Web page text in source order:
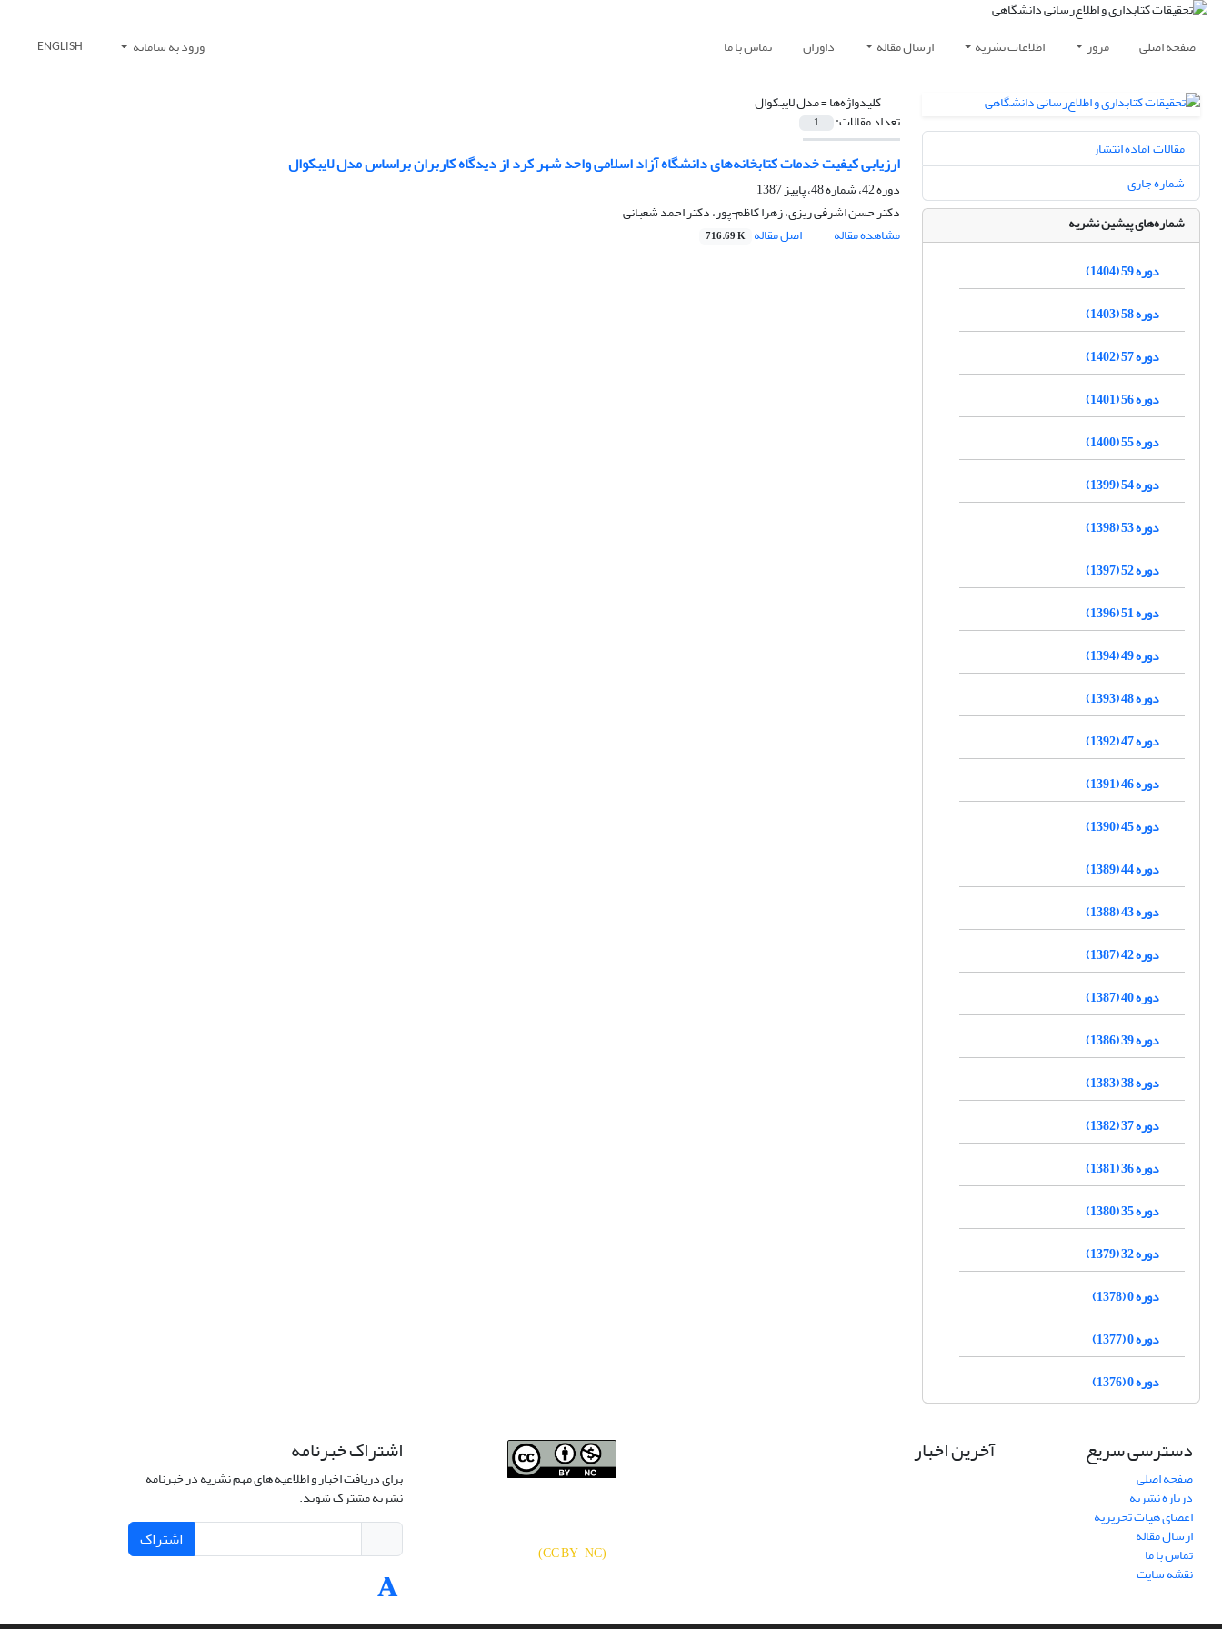
صفحه اصلی مرور اطلاعات نشریه ارسال مقاله داوران تماس با ما ورود به سامانه ENGLISH
کلیدواژه‌ها =مدل لایبکوال
تعداد مقالات: 1
ارزیابی کیفیت خدمات کتابخانه‌های دانشگاه آزاد اسلامی واحد شهر کرد از دیدگاه کاربران براساس مدل لایبکوال
دوره 42، شماره 48، پاییز 1387
دکتر حسن اشرفی ریزی، زهرا کاظم¬پور، دکتر احمد شعبانی
مشاهده مقاله
اصل مقاله 716.69 K
مقالات آماده انتشار
شماره جاری
شماره‌های پیشین نشریه
دوره 59 (1404)
دوره 58 (1403)
دوره 57 (1402)
دوره 56 (1401)
دوره 55 (1400)
دوره 54 (1399)
دوره 53 (1398)
دوره 52 (1397)
دوره 51 (1396)
دوره 49 (1394)
دوره 48 (1393)
دوره 47 (1392)
دوره 46 (1391)
دوره 45 (1390)
دوره 44 (1389)
دوره 43 (1388)
دوره 42 (1387)
دوره 40 (1387)
دوره 39 (1386)
دوره 38 (1383)
دوره 37 (1382)
دوره 36 (1381)
دوره 35 (1380)
دوره 32 (1379)
دوره 0 (1378)
دوره 0 (1377)
دوره 0 (1376)
دسترسی سریع
صفحه اصلی
درباره نشریه
اعضای هیات تحریریه
ارسال مقاله
تماس با ما
نقشه سایت
آخرین اخبار
(
CC BY-NC
)آزاد است.
اشتراک خبرنامه
برای دریافت اخبار و اطلاعیه های مهم نشریه در خبرنامه
نشریه مشترک شوید.
اشتراک